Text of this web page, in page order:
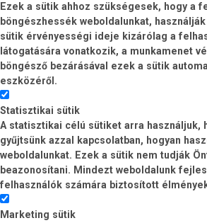
Ezek a sütik ahhoz szükségesek, hogy a
böngészhessék weboldalunkat,
sütik érvényességi ideje kizárólag a
látogatására vonatkozik, a munkamenet
böngésző bezárásával ezek a sütik
eszközéről.
Statisztikai sütik
A statisztikai célú sütiket arra használjuk,
gyűjtsünk azzal kapcsolatban, hogyan
weboldalunkat. Ezek a sütik nem tudják
beazonosítani. Mindezt weboldalunk
felhasználók számára biztosított
Marketing sütik